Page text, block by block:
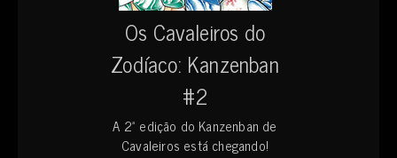
Os Cavaleiros do
Zodíaco: Kanzenban
#2
A 2ª edição do Kanzenban de
Cavaleiros está chegando!